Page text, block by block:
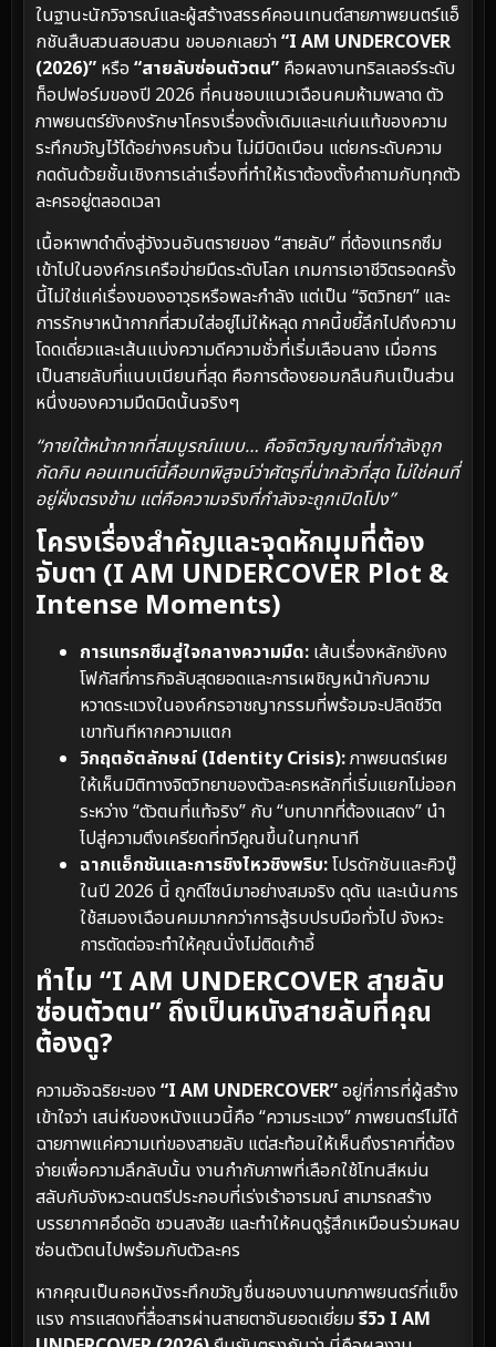
ในฐานะนักวิจารณ์และผู้สร้างสรรค์คอนเทนต์สายภาพยนตร์แอ็
กชันสืบสวนสอบสวน ขอบอกเลยว่า“I AM UNDERCOVER
(2026)” หรือ “สายลับซ่อนตัวตน” คือผลงานทริลเลอร์ระดับ
ท็อปฟอร์มของปี 2026 ที่คนชอบแนวเฉือนคมห้ามพลาด ตัว
ภาพยนตร์ยังคงรักษาโครงเรื่องดั้งเดิมและแก่นแท้ของความ
ระทึกขวัญไว้ได้อย่างครบถ้วน ไม่มีบิดเบือน แต่ยกระดับความ
กดดันด้วยชั้นเชิงการเล่าเรื่องที่ทำให้เราต้องตั้งคำถามกับทุกตัว
ละครอยู่ตลอดเวลา
เนื้อหาพาดำดิ่งสู่วังวนอันตรายของ “สายลับ” ที่ต้องแทรกซึม
เข้าไปในองค์กรเครือข่ายมืดระดับโลก เกมการเอาชีวิตรอดครั้ง
นี้ไม่ใช่แค่เรื่องของอาวุธหรือพละกำลัง แต่เป็น “จิตวิทยา” และ
การรักษาหน้ากากที่สวมใส่อยู่ไม่ให้หลุด ภาคนี้ขยี้ลึกไปถึงความ
โดดเดี่ยวและเส้นแบ่งความดีความชั่วที่เริ่มเลือนลาง เมื่อการ
เป็นสายลับที่แนบเนียนที่สุด คือการต้องยอมกลืนกินเป็นส่วน
หนึ่งของความมืดมิดนั้นจริงๆ
“ภายใต้หน้ากากที่สมบูรณ์แบบ… คือจิตวิญญาณที่กำลังถูก
กัดกิน คอนเทนต์นี้คือบทพิสูจน์ว่าศัตรูที่น่ากลัวที่สุด ไม่ใช่คนที่
อยู่ฝั่งตรงข้าม แต่คือความจริงที่กำลังจะถูกเปิดโปง”
โครงเรื่องสำคัญและจุดหักมุมที่ต้อง
จับตา (I AM UNDERCOVER Plot &
Intense Moments)
การแทรกซึมสู่ใจกลางความมืด: เส้นเรื่องหลักยังคง
โฟกัสที่ภารกิจลับสุดยอดและการเผชิญหน้ากับความ
หวาดระแวงในองค์กรอาชญากรรมที่พร้อมจะปลิดชีวิต
เขาทันทีหากความแตก
วิกฤตอัตลักษณ์ (Identity Crisis):ภาพยนตร์เผย
ให้เห็นมิติทางจิตวิทยาของตัวละครหลักที่เริ่มแยกไม่ออก
ระหว่าง “ตัวตนที่แท้จริง” กับ “บทบาทที่ต้องแสดง” นำ
ไปสู่ความตึงเครียดที่ทวีคูณขึ้นในทุกนาที
ฉากแอ็กชันและการชิงไหวชิงพริบ:โปรดักชันและคิวบู๊
ในปี 2026 นี้ ถูกดีไซน์มาอย่างสมจริง ดุดัน และเน้นการ
ใช้สมองเฉือนคมมากกว่าการสู้รบปรบมือทั่วไป จังหวะ
การตัดต่อจะทำให้คุณนั่งไม่ติดเก้าอี้
ทำไม “I AM UNDERCOVER สายลับ
ซ่อนตัวตน” ถึงเป็นหนังสายลับที่คุณ
ต้องดู?
ความอัจฉริยะของ “I AM UNDERCOVER”อยู่ที่การที่ผู้สร้าง
เข้าใจว่า เสน่ห์ของหนังแนวนี้คือ “ความระแวง” ภาพยนตร์ไม่ได้
ฉายภาพแค่ความเท่ของสายลับ แต่สะท้อนให้เห็นถึงราคาที่ต้อง
จ่ายเพื่อความลึกลับนั้น งานกำกับภาพที่เลือกใช้โทนสีหม่น
สลับกับจังหวะดนตรีประกอบที่เร่งเร้าอารมณ์ สามารถสร้าง
บรรยากาศอึดอัด ชวนสงสัย และทำให้คนดูรู้สึกเหมือนร่วมหลบ
ซ่อนตัวตนไปพร้อมกับตัวละคร
หากคุณเป็นคอหนังระทึกขวัญชื่นชอบงานบทภาพยนตร์ที่แข็ง
แรง การแสดงที่สื่อสารผ่านสายตาอันยอดเยี่ยมรีวิว I AM